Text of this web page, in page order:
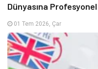
Dünyasına
01 Tem 2026, Çar